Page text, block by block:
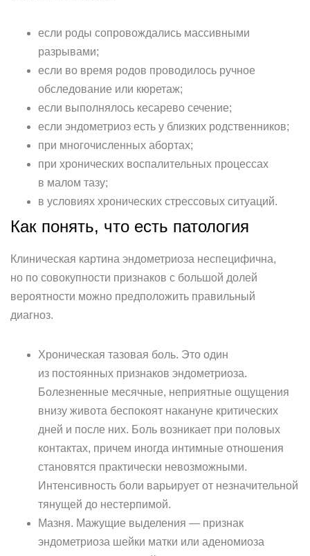
если роды сопровождались массивными
разрывами;
если во время родов проводилось ручное
обследование или кюретаж;
если выполнялось кесарево сечение;
если эндометриоз есть у близких родственников;
при многочисленных абортах;
при хронических воспалительных процессах
в малом тазу;
в условиях хронических стрессовых ситуаций.
Как понять, что есть патология
Клиническая картина эндометриоза неспецифична,
но по совокупности признаков с большой долей
вероятности можно предположить правильный
диагноз.
Хроническая тазовая боль. Это один
из постоянных признаков эндометриоза.
Болезненные месячные, неприятные ощущения
внизу живота беспокоят накануне критических
дней и после них. Боль возникает при половых
контактах, причем иногда интимные отношения
становятся практически невозможными.
Интенсивность боли варьирует от незначительной
тянущей до нестерпимой.
Мазня. Мажущие выделения — признак
эндометриоза шейки матки или аденомиоза